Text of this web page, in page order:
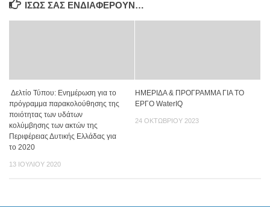
ΊΣΩΣ ΣΑΣ ΕΝΔΙΑΦΈΡΟΥΝ…
Δελτίο Τύπου: Ενημέρωση για το
πρόγραμμα παρακολούθησης της
ποιότητας των υδάτων
κολύμβησης των ακτών της
Περιφέρειας Δυτικής Ελλάδας για
το 2020
13 ΙΟΥΛΊΟΥ 2020
ΗΜΕΡΙΔΑ & ΠΡΟΓΡΑΜΜΑ ΓΙΑ ΤΟ
ΕΡΓΟ WaterIQ
24 ΟΚΤΩΒΡΊΟΥ 2023